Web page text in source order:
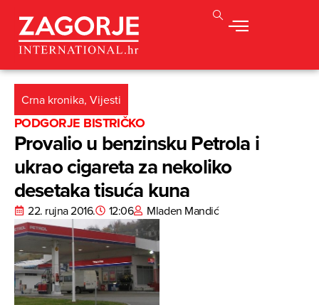
Crna kronika, Vijesti
PODGORJE BISTRIČKO
Provalio u benzinsku Petrola i
ukrao cigareta za nekoliko
desetaka tisuća kuna
22. rujna 2016. 12:06 Mladen Mandić